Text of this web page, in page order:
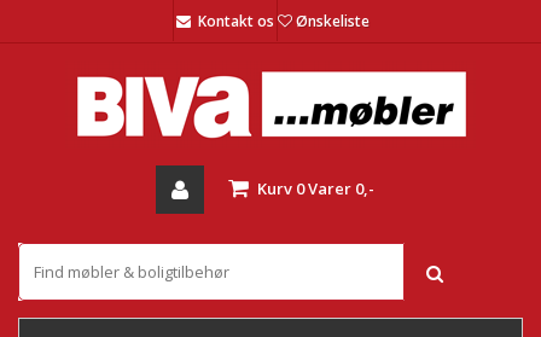
Kontakt os Ønskeliste
Kurv 0Varer 0,-